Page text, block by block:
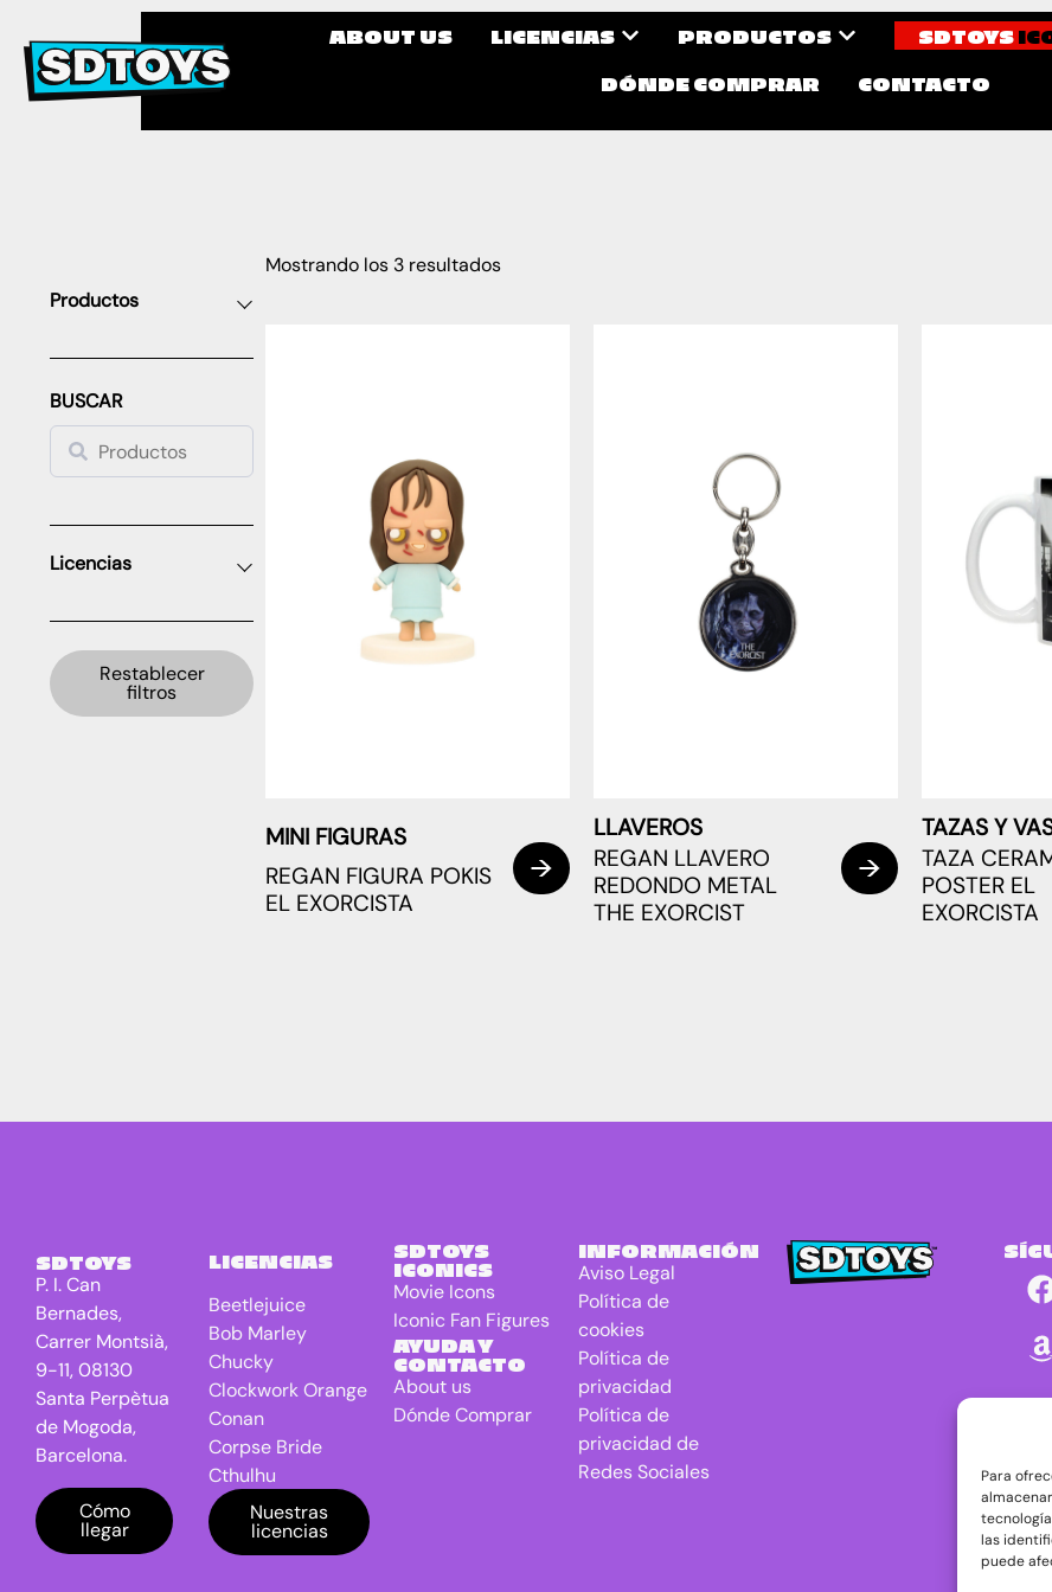
Para
las
puede
ABOUT US LICENCIAS PRODUCTOS SDTOYS
DÓNDE COMPRAR
CONTACTO
Productos
BUSCAR
Licencias
Restablecer
filtros
Mostrando los 3 resultados
MINI FIGURAS
REGAN FIGURA POKIS
EL EXORCISTA
LLAVEROS
REGAN LLAVERO
REDONDO METAL
THE EXORCIST
TAZAS Y
TAZA
POSTER EL
EXORCISTA
SDTOYS
P. I. Can
Bernades,
Carrer Montsià,
9-11, 08130
Santa Perpètua
de Mogoda,
Barcelona.
Cómo
llegar
LICENCIAS
Beetlejuice
Bob Marley
Chucky
Clockwork Orange
Conan
Corpse Bride
Cthulhu
DC Universe
Batman
Dragon Ball
Nuestras
licencias
SDTOYS
ICONICS
Movie Icons
Iconic Fan Figures
AYUDA Y
CONTACTO
About us
Dónde Comprar
INFORMACIÓN
Aviso Legal
Política de
cookies
Política de
privacidad
Política de
privacidad de
Redes Sociales